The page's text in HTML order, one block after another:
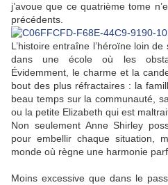
j’avoue que ce quatrième tome
précédents.
L’histoire entraîne l’héroïne loin
dans une école où les
Évidemment, le charme et la
bout des plus réfractaires : la
beau temps sur la communauté,
ou la petite Elizabeth qui est
Non seulement Anne Shirley
pour embellir chaque situation,
monde où règne une harmonie
Moins excessive que dans le